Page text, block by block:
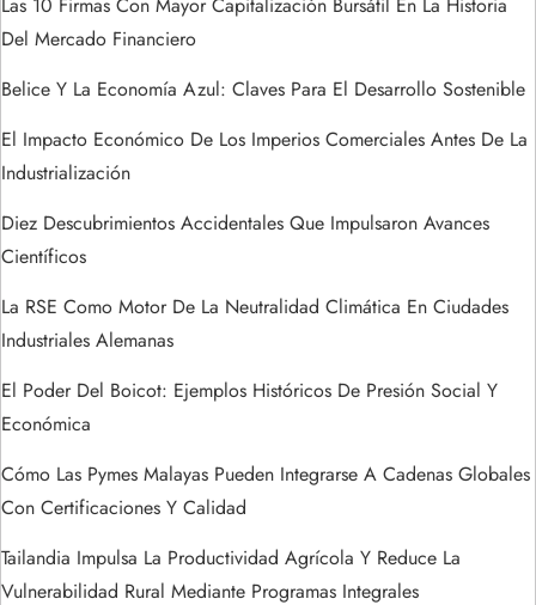
n
t
r
a
d
a
s
Las 10 Firmas Con Mayor Capitalización Bursátil En La Historia
Del Mercado Financiero
Belice Y La Economía Azul: Claves Para El Desarrollo Sostenible
El Impacto Económico De Los Imperios Comerciales Antes De La
Industrialización
Diez Descubrimientos Accidentales Que Impulsaron Avances
Científicos
La RSE Como Motor De La Neutralidad Climática En Ciudades
Industriales Alemanas
El Poder Del Boicot: Ejemplos Históricos De Presión Social Y
Económica
Cómo Las Pymes Malayas Pueden Integrarse A Cadenas Globales
Con Certificaciones Y Calidad
Tailandia Impulsa La Productividad Agrícola Y Reduce La
Vulnerabilidad Rural Mediante Programas Integrales